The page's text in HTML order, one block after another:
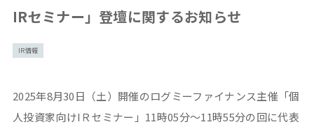
IRセミナー」登壇に関するお知らせ
IR情報
2025年8月30日（土）開催のログミーファイナンス主催「個
人投資家向けIＲセミナー」11時05分～11時55分の回に代表